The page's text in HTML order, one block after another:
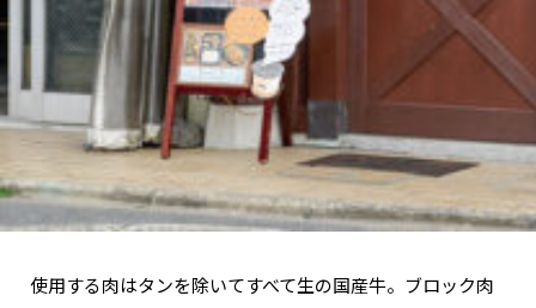
使用する肉はタンを除いてすべて生の国産牛。ブロック肉